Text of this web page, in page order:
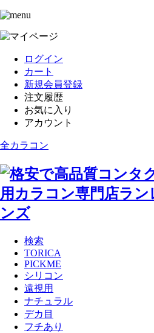
ログイン
カート
新規会員登録
注文履歴
お気に入り
アカウント
全カラコン
検索
TORICA
PICKME
シリコン
遠視用
ナチュラル
デカ目
フチあり